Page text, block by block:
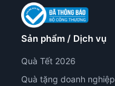
Sản phẩm / Dịch vụ
Quà Tết 2026
Quà tặng doanh nghiệp